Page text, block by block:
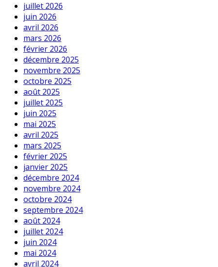
juillet 2026
juin 2026
avril 2026
mars 2026
février 2026
décembre 2025
novembre 2025
octobre 2025
août 2025
juillet 2025
juin 2025
mai 2025
avril 2025
mars 2025
février 2025
janvier 2025
décembre 2024
novembre 2024
octobre 2024
septembre 2024
août 2024
juillet 2024
juin 2024
mai 2024
avril 2024